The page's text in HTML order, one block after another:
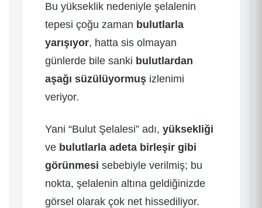
Bu yükseklik nedeniyle şelalenin
tepesi çoğu zaman bulutlarla
yarışıyor, hatta sis olmayan
günlerde bile sanki bulutlardan
aşağı süzülüyormuşizlenimi
veriyor.
Yani “Bulut Şelalesi” adı, yüksekliği
ve bulutlarla adeta birleşir gibi
görünmesi sebebiyle verilmiş; bu
nokta, şelalenin altına geldiğinizde
görsel olarak çok net hissediliyor.